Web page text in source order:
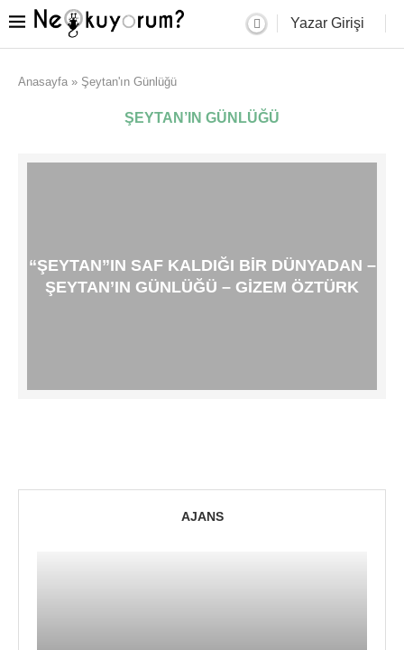
Yazar Girişi
Anasayfa » Şeytan'ın Günlüğü
ŞEYTAN’IN GÜNLÜĞÜ
“ŞEYTAN”IN SAF KALDIĞI BIR DÜNYADAN –
ŞEYTAN’IN GÜNLÜĞÜ – GIZEM ÖZTÜRK
AJANS